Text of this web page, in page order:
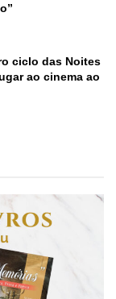
ciclo das Noites
ao cinema ao